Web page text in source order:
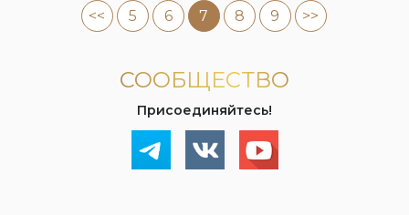
<< 5 6 7 8 9 >>
СООБЩЕСТВО
Присоединяйтесь!